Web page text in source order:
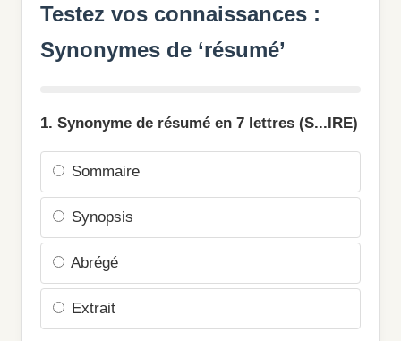
Testez vos connaissances :
Synonymes de ‘résumé’
1. Synonyme de résumé en 7 lettres (S...IRE)
Sommaire
Synopsis
Abrégé
Extrait